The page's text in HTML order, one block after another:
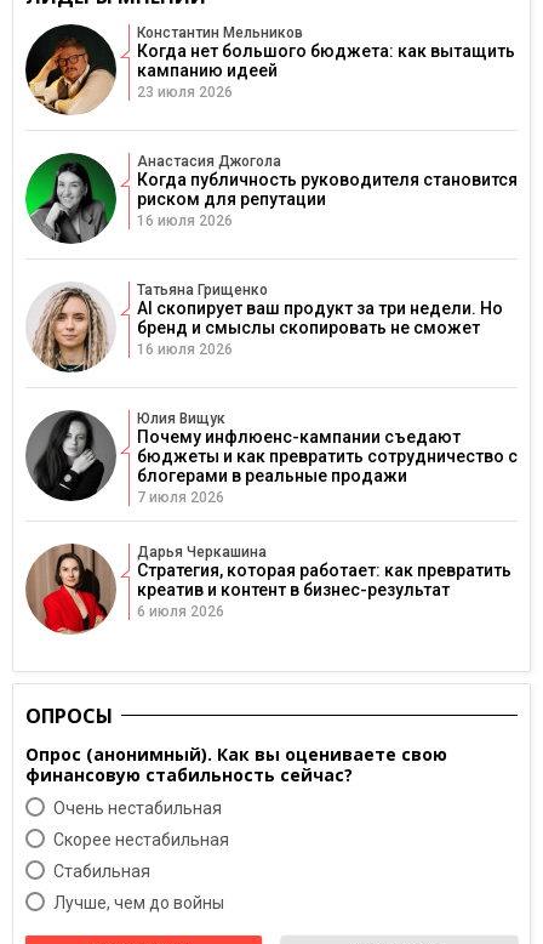
Константин Мельников
Когда нет большого бюджета: как вытащить
кампанию идеей
23 июля 2026
Анастасия Джогола
Когда публичность руководителя становится
риском для репутации
16 июля 2026
Татьяна Грищенко
AI скопирует ваш продукт за три недели. Но
бренд и смыслы скопировать не сможет
16 июля 2026
Юлия Вищук
Почему инфлюенс-кампании съедают
бюджеты и как превратить сотрудничество с
блогерами в реальные продажи
7 июля 2026
Дарья Черкашина
Стратегия, которая работает: как превратить
креатив и контент в бизнес-результат
6 июля 2026
ОПРОСЫ
Опрос (анонимный). Как вы оцениваете свою
финансовую стабильность сейчас?
Очень нестабильная
Скорее нестабильная
Cтабильная
Лучше, чем до войны